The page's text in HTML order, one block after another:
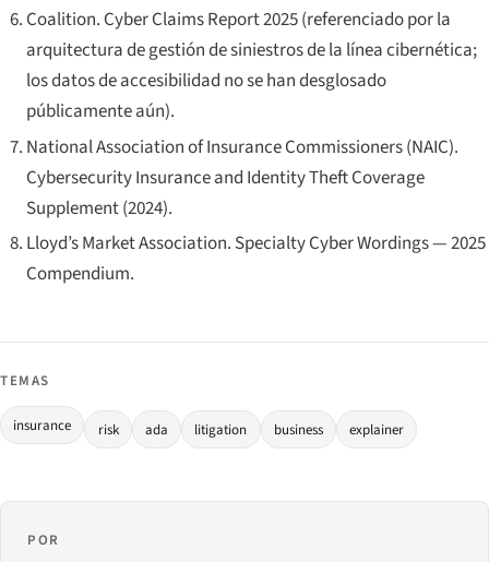
Coalition. Cyber Claims Report 2025(referenciado por la
arquitectura de gestión de siniestros de la línea cibernética;
los datos de accesibilidad no se han desglosado
públicamente aún).
National Association of Insurance Commissioners (NAIC).
Cybersecurity Insurance and Identity Theft Coverage
Supplement(2024).
Lloyd’s Market Association. Specialty Cyber Wordings — 2025
Compendium.
TEMAS
insurance risk ada litigation business explainer
POR